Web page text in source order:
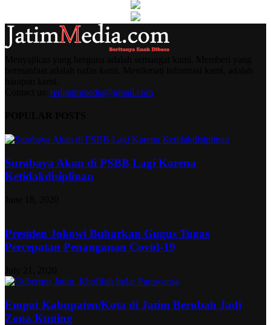
redjatimmedia@gmail.com
Surabaya Akan di PSBB Lagi Karena
Ketidakdisiplinan
Presiden Jokowi Bubarkan Gugus Tugas
Percepatan Penanganan Covid-19
Empat Kabupaten/Kota di Jatim Berubah Jadi
Zona Kuning